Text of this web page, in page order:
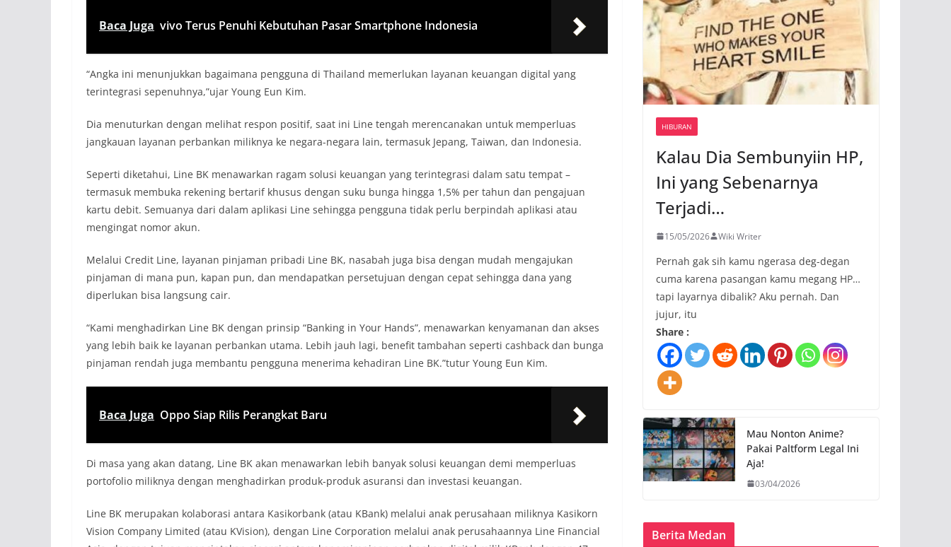
Baca Juga vivo Terus Penuhi Kebutuhan Pasar Smartphone Indonesia
“Angka ini menunjukkan bagaimana pengguna di Thailand memerlukan layanan keuangan digital yang
terintegrasi sepenuhnya,”ujar Young Eun Kim.
Dia menuturkan dengan melihat respon positif, saat ini Line tengah merencanakan untuk memperluas
jangkauan layanan perbankan miliknya ke negara-negara lain, termasuk Jepang, Taiwan, dan Indonesia.
Seperti diketahui, Line BK menawarkan ragam solusi keuangan yang terintegrasi dalam satu tempat –
termasuk membuka rekening bertarif khusus dengan suku bunga hingga 1,5% per tahun dan pengajuan
kartu debit. Semuanya dari dalam aplikasi Line sehingga pengguna tidak perlu berpindah aplikasi atau
mengingat nomor akun.
Melalui Credit Line, layanan pinjaman pribadi Line BK, nasabah juga bisa dengan mudah mengajukan
pinjaman di mana pun, kapan pun, dan mendapatkan persetujuan dengan cepat sehingga dana yang
diperlukan bisa langsung cair.
“Kami menghadirkan Line BK dengan prinsip “Banking in Your Hands”, menawarkan kenyamanan dan akses
yang lebih baik ke layanan perbankan utama. Lebih jauh lagi, benefit tambahan seperti cashback dan bunga
pinjaman rendah juga membantu pengguna menerima kehadiran Line BK.”tutur Young Eun Kim.
Baca Juga Oppo Siap Rilis Perangkat Baru
Di masa yang akan datang, Line BK akan menawarkan lebih banyak solusi keuangan demi memperluas
portofolio miliknya dengan menghadirkan produk-produk asuransi dan investasi keuangan.
Line BK merupakan kolaborasi antara Kasikorbank (atau KBank) melalui anak perusahaan miliknya Kasikorn
Vision Company Limited (atau KVision), dengan Line Corporation melalui anak perusahaannya Line Financial
HIBURAN
Kalau Dia Sembunyiin HP,
Ini yang Sebenarnya
Terjadi…
15/05/2026 Wiki Writer
Pernah gak sih kamu ngerasa deg-degan
cuma karena pasangan kamu megang HP…
tapi layarnya dibalik? Aku pernah. Dan
jujur, itu
Share :
Mau Nonton Anime?
Pakai Paltform Legal Ini
Aja!
03/04/2026
Berita Medan